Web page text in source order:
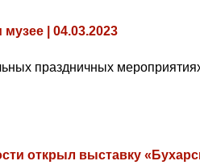
| 04.03.2023
праздничных
открыл выставку